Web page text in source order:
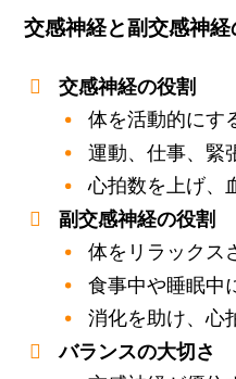
交感神経と副交感神経
交感神経の役割
体を活動的にす
運動、仕事、緊
心拍数を上げ、
副交感神経の役割
体をリラックス
食事中や睡眠中
消化を助け、心
バランスの大切さ